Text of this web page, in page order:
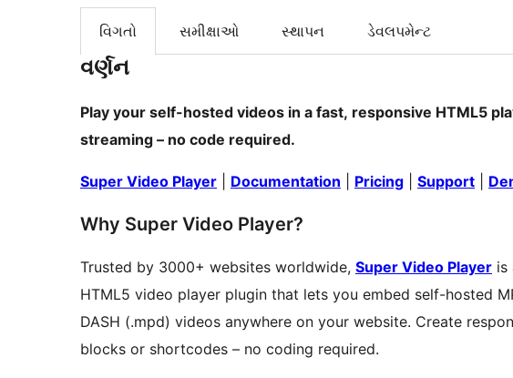
વિગતો સમીક્ષાઓ સ્થાપન ડેવલપમેન્ટ
વર્ણન
Play your self-hosted videos in a fast, responsive HTML5
streaming – no code required.
Super Video Player Documentation Pricing Support
Why Super Video Player?
Trusted by 3000+ websites worldwide, Super Video Player is
HTML5 video player plugin that lets you embed self-hosted
DASH (.mpd) videos anywhere on your website. Create
blocks or shortcodes – no coding required.